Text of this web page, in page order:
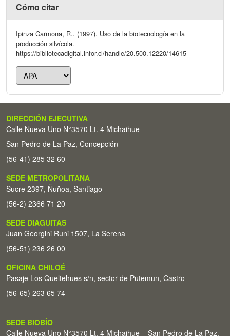
Cómo citar
Ipinza Carmona, R.. (1997). Uso de la biotecnología en la
producción silvícola.
https://bibliotecadigital.infor.cl/handle/20.500.12220/14615
DIRECCIÓN EJECUTIVA
Calle Nueva Uno N°3570 Lt. 4 Michaihue -
San Pedro de La Paz, Concepción
(56-41) 285 32 60
SEDE METROPOLITANA
Sucre 2397, Ñuñoa, Santiago
(56-2) 2366 71 20
SEDE DIAGUITAS
Juan Georgini Runi 1507, La Serena
(56-51) 236 26 00
OFICINA CHILOÉ
Pasaje Los Queltehues s/n, sector de Putemun, Castro
(56-65) 263 65 74
SEDE BIOBÍO
Calle Nueva Uno N°3570 Lt. 4 Michaihue – San Pedro de La Paz,